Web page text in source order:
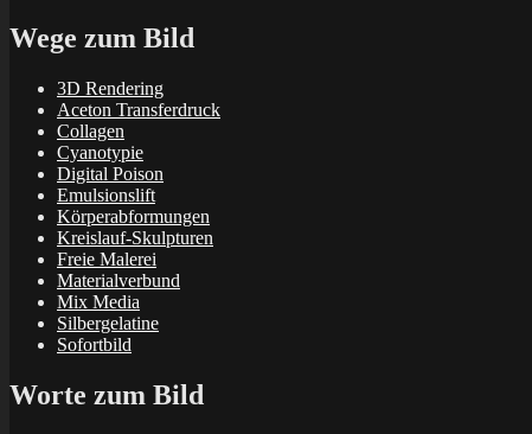
Wege zum Bild
3D Rendering
Aceton Transferdruck
Collagen
Cyanotypie
Digital Poison
Emulsionslift
Körperabformungen
Kreislauf-Skulpturen
Freie Malerei
Materialverbund
Mix Media
Silbergelatine
Sofortbild
Worte zum Bild